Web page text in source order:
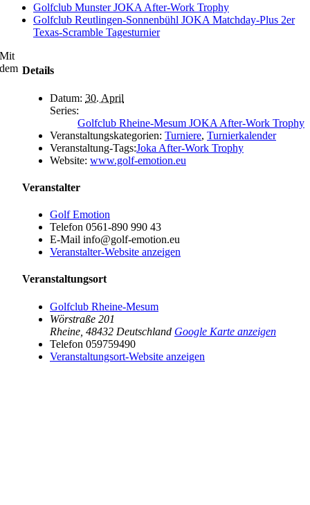
Golfclub Munster JOKA After-Work Trophy
Golfclub Reutlingen-Sonnenbühl JOKA Matchday-Plus 2er
Texas-Scramble Tagesturnier
Details
Datum: 30. April
Series:
Golfclub Rheine-Mesum JOKA After-Work Trophy
Veranstaltungskategorien: Turniere, Turnierkalender
Veranstaltung-Tags:Joka After-Work Trophy
Website: www.golf-emotion.eu
Veranstalter
Golf Emotion
Telefon 0561-890 990 43
E-Mail info@golf-emotion.eu
Veranstalter-Website anzeigen
Veranstaltungsort
Golfclub Rheine-Mesum
Wörstraße 201
Rheine 48432 Deutschland Google Karte anzeigen
Telefon 059759490
Veranstaltungsort-Website anzeigen
Mit
dem